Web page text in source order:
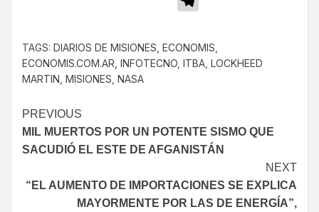
TAGS: DIARIOS DE MISIONES ECONOMIS
ECONOMIS.COM.AR INFOTECNO ITBA LOCKHEED
MARTIN MISIONES NASA
PREVIOUS
MIL MUERTOS POR UN POTENTE SISMO QUE
SACUDIÓ EL ESTE DE AFGANISTÁN
NEXT
“EL AUMENTO DE IMPORTACIONES SE EXPLICA
MAYORMENTE POR LAS DE ENERGÍA”,